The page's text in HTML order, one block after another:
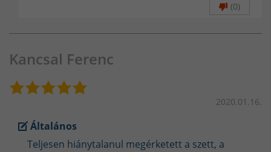
(0)
Kancsal Ferenc
2020.01.16.
Általános
Teljesen hiánytalanul megérketett a szett, a